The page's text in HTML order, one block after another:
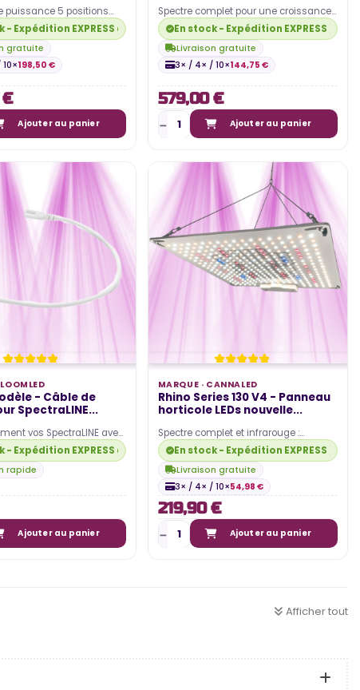
puissance 5 positions
précis. Spectre
Leds…
- Expédition EXPRESS disponible
gratuite
198,50 €
Ajouter au panier
Spectre complet pour une croissance
optimale. Contrôle précis de la
puissance avec dimmer…
En stock - Expédition EXPRESS
Livraison gratuite
3× / 4× / 10×144,75 €
579,00 €
Ajouter au panier
- Câble de
SpectraLINE...
vos SpectraLINE avec
liaison de 40cm
version…
- Expédition EXPRESS disponible
rapide
Ajouter au panier
MARQUE · CANNALED
Rhino Series 130 V4 - Panneau
horticole LEDs nouvelle...
Spectre complet et infrarouge :
Éclairage optimal pour toutes les
phases de croissance.…
En stock - Expédition EXPRESS
Livraison gratuite
3× / 4× / 10×54,98 €
219,90 €
Ajouter au panier
Afficher tout